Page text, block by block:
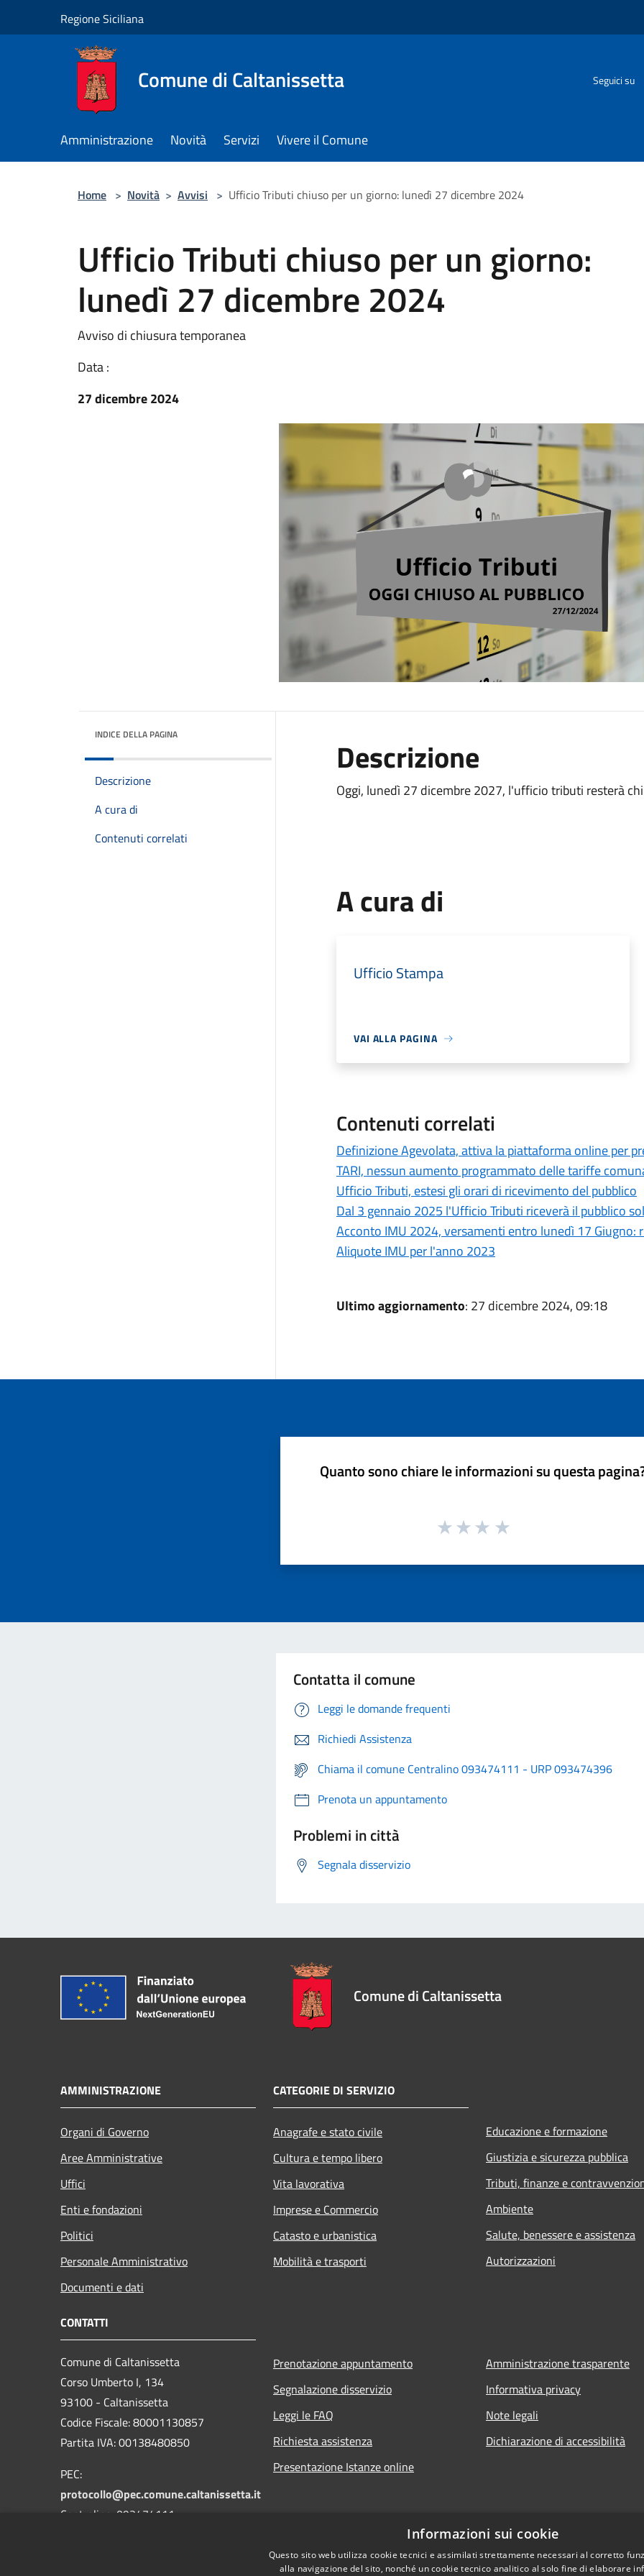
Regione Siciliana
Comune di Caltanissetta Seguici su
Amministrazione Novità Servizi Vivere il Comune
Home > Novità > Avvisi > Ufficio Tributi chiuso per un giorno: lunedì 27 dicembre 2024
Ufficio Tributi chiuso per un giorno:
lunedì 27 dicembre 2024
Avviso di chiusura temporanea
Data :
27 dicembre 2024
INDICE DELLA PAGINA
Descrizione
A cura di
Contenuti correlati
Descrizione
Oggi, lunedì 27 dicembre 2027, l'ufficio tributi resterà
A cura di
Ufficio Stampa
VAI ALLA PAGINA
Contenuti correlati
Definizione Agevolata, attiva la piattaforma online per
TARI, nessun aumento programmato delle tariffe
Ufficio Tributi, estesi gli orari di ricevimento del pubblico
Dal 3 gennaio 2025 l'Ufficio Tributi riceverà il pubblico
Acconto IMU 2024, versamenti entro lunedì 17 Giugno:
Aliquote IMU per l'anno 2023
Ultimo aggiornamento: 27 dicembre 2024, 09:18
Quanto sono chiare le informazioni su questa
Contatta il comune
Leggi le domande frequenti
Richiedi Assistenza
Chiama il comune Centralino 093474111 - URP 093474396
Prenota un appuntamento
Problemi in città
Segnala disservizio
Comune di Caltanissetta
AMMINISTRAZIONE
Organi di Governo
Aree Amministrative
Uffici
Enti e fondazioni
Politici
Personale Amministrativo
Documenti e dati
CATEGORIE DI SERVIZIO
Anagrafe e stato civile
Cultura e tempo libero
Vita lavorativa
Imprese e Commercio
Catasto e urbanistica
Mobilità e trasporti
Educazione e formazione
Giustizia e sicurezza pubblica
Tributi, finanze e
Ambiente
Salute, benessere e assistenza
Autorizzazioni
CONTATTI
Comune di Caltanissetta
Corso Umberto I, 134
93100 - Caltanissetta
Codice Fiscale: 80001130857
Partita IVA: 00138480850
PEC:
protocollo@pec.comune.caltanissetta.it
Centralino: 093474111
Prenotazione appuntamento
Segnalazione disservizio
Leggi le FAQ
Richiesta assistenza
Presentazione Istanze online
Amministrazione trasparente
Informativa privacy
Note legali
Dichiarazione di accessibilità
Informazioni sui cookie
Questo sito web utilizza cookie tecnici e assimilati strettamente necessari al corretto
alla navigazione del sito, nonché un cookie tecnico analitico al solo fine di elaborare